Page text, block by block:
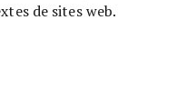
de sites web.